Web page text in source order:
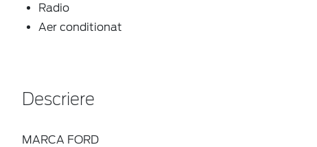
Radio
Aer conditionat
Descriere
MARCA FORD